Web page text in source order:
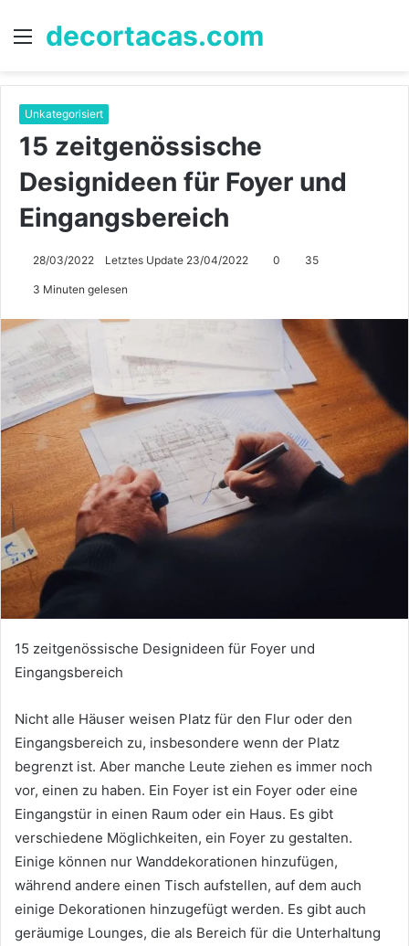
Menü
decortacas.com
Unkategorisiert
15 zeitgenössische
Designideen für Foyer und
Eingangsbereich
28/03/2022 Letztes Update 23/04/2022 0 35
3 Minuten gelesen
15 zeitgenössische Designideen für Foyer und
Eingangsbereich
Nicht alle Häuser weisen Platz für den Flur oder den
Eingangsbereich zu, insbesondere wenn der Platz
begrenzt ist. Aber manche Leute ziehen es immer noch
vor, einen zu haben. Ein Foyer ist ein Foyer oder eine
Eingangstür in einen Raum oder ein Haus. Es gibt
verschiedene Möglichkeiten, ein Foyer zu gestalten.
Einige können nur Wanddekorationen hinzufügen,
während andere einen Tisch aufstellen, auf dem auch
einige Dekorationen hinzugefügt werden. Es gibt auch
geräumige Lounges, die als Bereich für die Unterhaltung